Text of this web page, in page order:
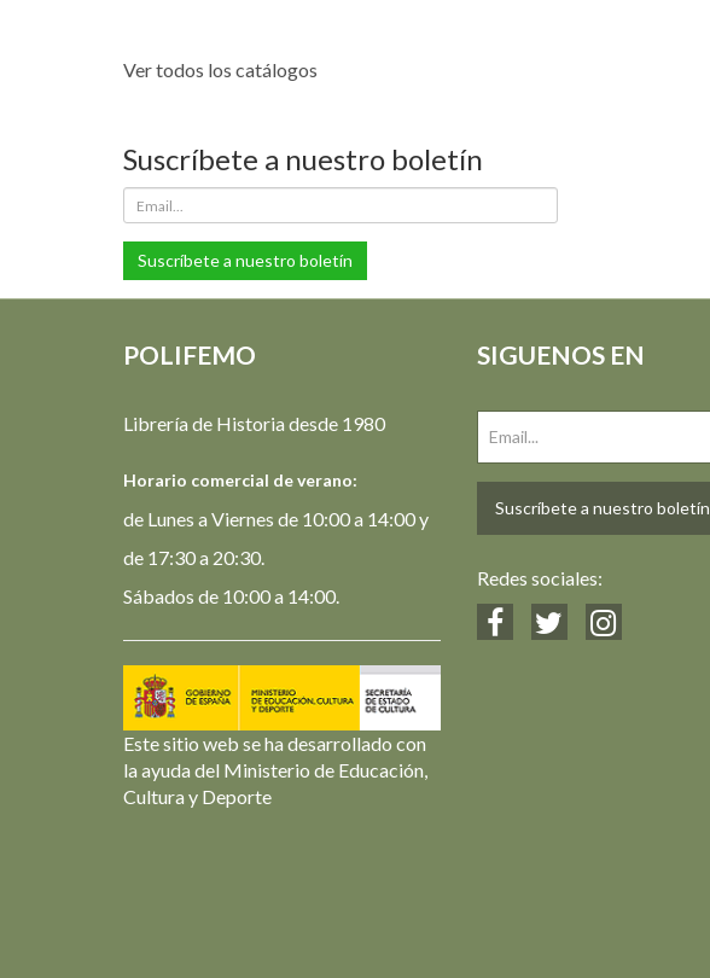
Ver todos los catálogos
Suscríbete a nuestro boletín
Suscríbete a nuestro boletín
POLIFEMO
Librería de Historia desde 1980
Horario comercial de verano:
de Lunes a Viernes de 10:00 a 14:00 y
de 17:30 a 20:30.
Sábados de 10:00 a 14:00.
Este sitio web se ha desarrollado con
la ayuda del Ministerio de Educación,
Cultura y Deporte
SIGUENOS EN
Suscríbete a nuestro boletín
Redes sociales: